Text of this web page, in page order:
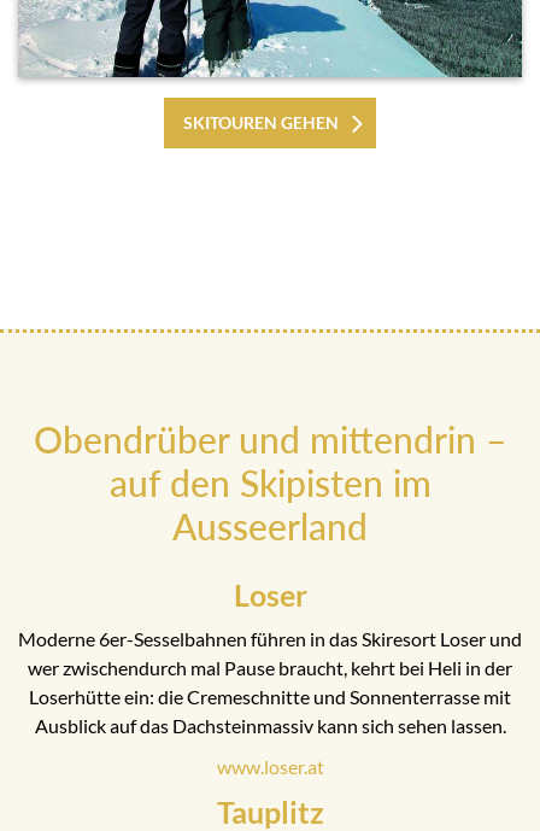
SKITOUREN GEHEN
Obendrüber und mittendrin –
auf den Skipisten im
Ausseerland
Loser
Moderne 6er-Sesselbahnen führen in das Skiresort Loser und
wer zwischendurch mal Pause braucht, kehrt bei Heli in der
Loserhütte ein: die Cremeschnitte und Sonnenterrasse mit
Ausblick auf das Dachsteinmassiv kann sich sehen lassen.
www.loser.at
Tauplitz